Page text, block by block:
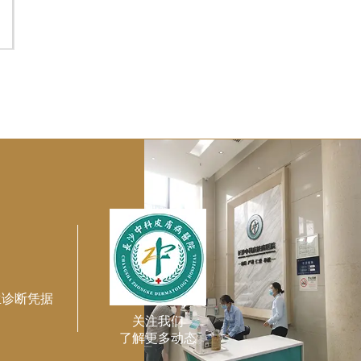
断凭据
关注我们
了解更多动态